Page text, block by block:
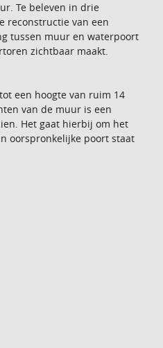
Te beleven in drie
reconstructie van een
tussen muur en waterpoort
zichtbaar maakt.
een hoogte van ruim 14
van de muur is een
Het gaat hierbij om het
oorspronkelijke poort staat